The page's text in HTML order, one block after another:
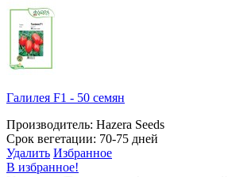
Галилея F1 - 50 семян
Производитель: Hazera Seeds
Срок вегетации: 70-75 дней
Удалить Избранное
В избранное!